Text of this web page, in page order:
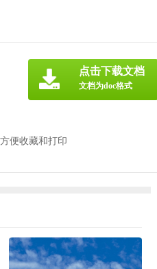
便收藏和打印
点击下载文档
文档为doc格式